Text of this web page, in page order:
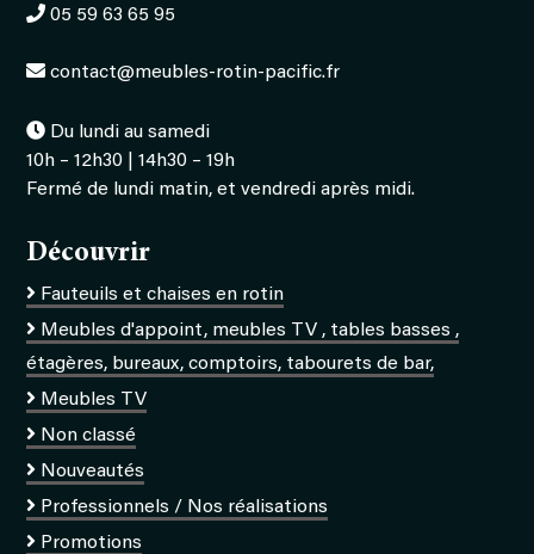
05 59 63 65 95
contact@meubles-rotin-pacific.fr
Du lundi au samedi
10h – 12h30 | 14h30 – 19h
Fermé de lundi matin, et vendredi après midi.
Découvrir
Fauteuils et chaises en rotin
Meubles d'appoint, meubles TV , tables basses ,
étagères, bureaux, comptoirs, tabourets de bar,
Meubles TV
Non classé
Nouveautés
Professionnels / Nos réalisations
Promotions